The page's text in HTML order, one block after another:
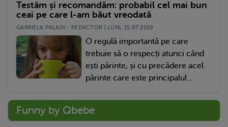
Testăm și recomandăm: probabil cel mai bun
ceai pe care l-am băut vreodată
GABRIELA PALADI - REDACTOR | LUNI, 15.07.2019
O regulă importantă pe care
trebuie să o respecți atunci când
ești părinte, și cu precădere acel
părinte care este principalul...
Funny by Qbebe